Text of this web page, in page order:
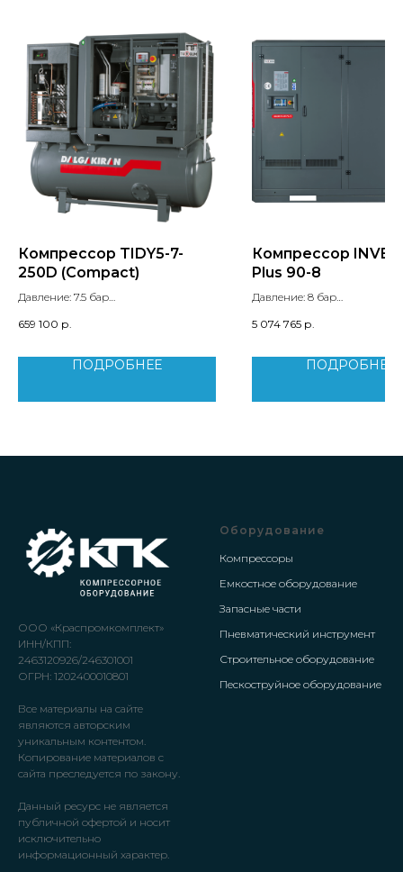
Компрессор TIDY5-7-
250D (Compact)
Давление: 7.5 бар
Мощность двигателя: 4 кВт
659 100 р.
ПОДРОБНЕЕ
Компрессор
Plus 90-8
Давление: 8 бар
Уровень шума: 78 дБ
5 074 765 р.
ПОДРОБНЕЕ
ООО «Краспромкомплект»
ИНН/КПП:
2463120926/246301001
ОГРН: 1202400010801
Все материалы на сайте
являются авторским
уникальным контентом.
Копирование материалов с
сайта преследуется по закону.
Данный ресурс не является
публичной офертой и носит
исключительно
информационный характер.
Оборудование
Компрессоры
Емкостное оборудование
Запасные части
Пневматический инструмент
Строительное оборудование
Пескоструйное оборудование